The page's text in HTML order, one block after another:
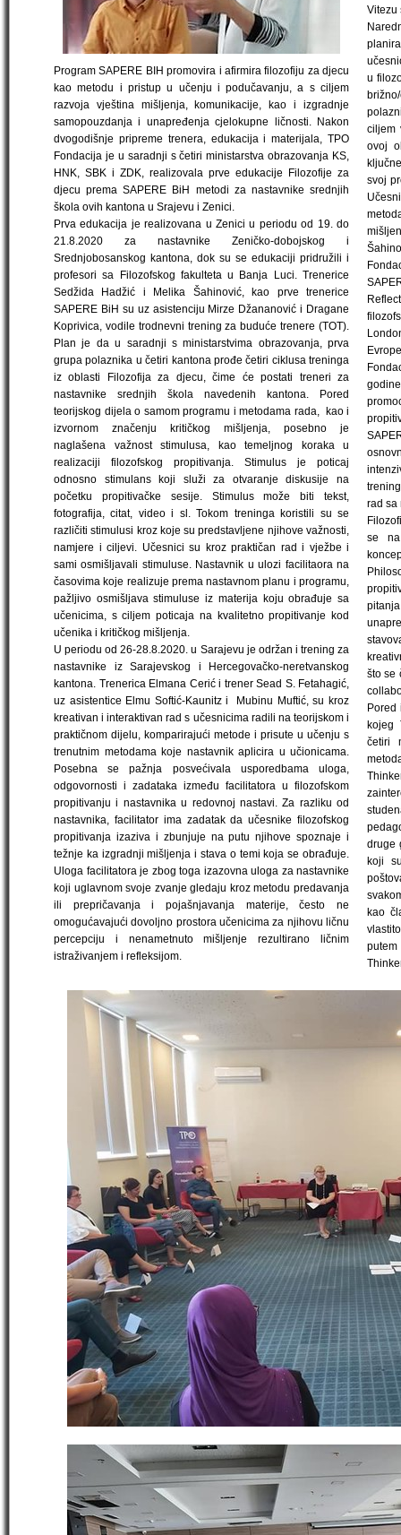
Program SAPERE BIH promovira i afirmira filozofiju za djecu
kao metodu i pristup u učenju i podučavanju, a s ciljem
razvoja vještina mišljenja, komunikacije, kao i izgradnje
samopouzdanja i unapređenja cjelokupne ličnosti. Nakon
dvogodišnje pripreme trenera, edukacija i materijala, TPO
Fondacija je u saradnji s četiri ministarstva obrazovanja KS,
HNK, SBK i ZDK, realizovala prve edukacije Filozofije za
djecu prema SAPERE BiH metodi za nastavnike srednjih
škola ovih kantona u Srajevu i Zenici.
Prva edukacija je realizovana u Zenici u periodu od 19. do
21.8.2020 za nastavnike Zeničko-dobojskog i
Srednjobosanskog kantona, dok su se edukaciji pridružili i
profesori sa Filozofskog fakulteta u Banja Luci. Trenerice
Sedžida Hadžić i Melika Šahinović, kao prve trenerice
SAPERE BiH su uz asistenciju Mirze Džananović i Dragane
Koprivica, vodile trodnevni trening za buduće trenere (TOT).
Plan je da u saradnji s ministarstvima obrazovanja, prva
grupa polaznika u četiri kantona prođe četiri ciklusa treninga
iz oblasti Filozofija za djecu, čime će postati treneri za
nastavnike srednjih škola navedenih kantona. Pored
teorijskog dijela o samom programu i metodama rada, kao i
izvornom značenju kritičkog mišljenja, posebno je
naglašena važnost stimulusa, kao temeljnog koraka u
realizaciji filozofskog propitivanja. Stimulus je poticaj
odnosno stimulans koji služi za otvaranje diskusije na
početku propitivačke sesije. Stimulus može biti tekst,
fotografija, citat, video i sl. Tokom treninga koristili su se
različiti stimulusi kroz koje su predstavljene njihove važnosti,
namjere i ciljevi. Učesnici su kroz praktičan rad i vježbe i
sami osmišljavali stimuluse. Nastavnik u ulozi facilitaora na
časovima koje realizuje prema nastavnom planu i programu,
pažljivo osmišljava stimuluse iz materija koju obrađuje sa
učenicima, s ciljem poticaja na kvalitetno propitivanje kod
učenika i kritičkog mišljenja.
U periodu od 26-28.8.2020. u Sarajevu je održan i trening za
nastavnike iz Sarajevskog i Hercegovačko-neretvanskog
kantona. Trenerica Elmana Cerić i trener Sead S. Fetahagić,
uz asistentice Elmu Softić-Kaunitz i Mubinu Muftić, su kroz
kreativan i interaktivan rad s učesnicima radili na teorijskom i
praktičnom dijelu, komparirajući metode i prisute u učenju s
trenutnim metodama koje nastavnik aplicira u učionicama.
Posebna se pažnja posvećivala usporedbama uloga,
odgovornosti i zadataka između facilitatora u filozofskom
propitivanju i nastavnika u redovnoj nastavi. Za razliku od
nastavnika, facilitator ima zadatak da učesnike filozofskog
propitivanja izaziva i zbunjuje na putu njihove spoznaje i
težnje ka izgradnji mišljenja i stava o temi koja se obrađuje.
Uloga facilitatora je zbog toga izazovna uloga za nastavnike
koji uglavnom svoje zvanje gledaju kroz metodu predavanja
ili prepričavanja i pojašnjavanja materije, često ne
omogućavajući dovoljno prostora učenicima za njihovu ličnu
percepciju i nenametnuto mišljenje rezultirano ličnim
istraživanjem i refleksijom.
Vitezu
u
ciljem
ovoj
svoj
rad sa
se na
što se
Pored
kojeg
četiri
druge
koji
kao